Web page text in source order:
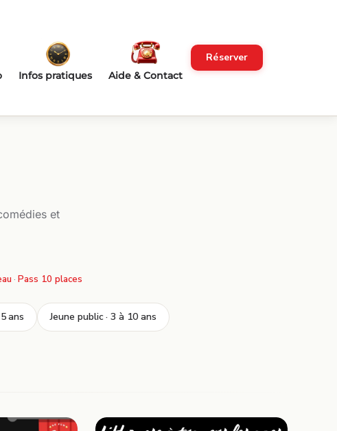
Infos pratiques Aide & Contact
Réserver
et
· Pass 10 places
ans Jeune public · 3 à 10 ans